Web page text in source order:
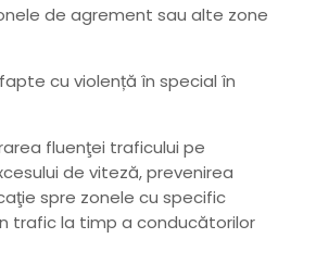
de agrement sau alte zone
cu violență în special în
fluenţei traficului pe
de viteză, prevenirea
spre zonele cu specific
trafic la timp a conducătorilor